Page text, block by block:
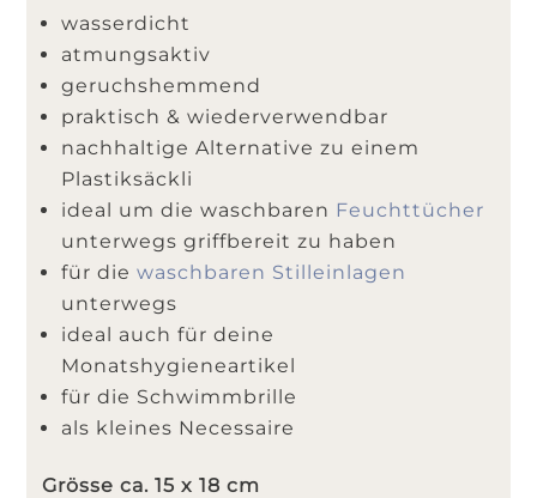
wasserdicht
atmungsaktiv
geruchshemmend
praktisch & wiederverwendbar
nachhaltige Alternative zu einem
Plastiksäckli
ideal um die waschbaren Feuchttücher
unterwegs griffbereit zu haben
für die waschbaren Stilleinlagen
unterwegs
ideal auch für deine
Monatshygieneartikel
für die Schwimmbrille
als kleines Necessaire
Grösse ca. 15 x 18 cm